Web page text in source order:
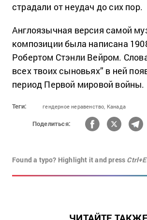
страдали от неудач до сих пор.
Англоязычная версия самой
композиции была написана
Робертом Стэнли Вейром.
всех твоих сыновьях” в ней
период Первой мировой войны.
Теги: гендерное неравенство, Канада
Поделиться:
Found a typo? Highlight it and press